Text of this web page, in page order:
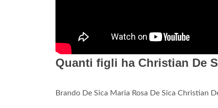
Quanti figli ha Christian De
Brando De Sica Maria Rosa De Sica Christian